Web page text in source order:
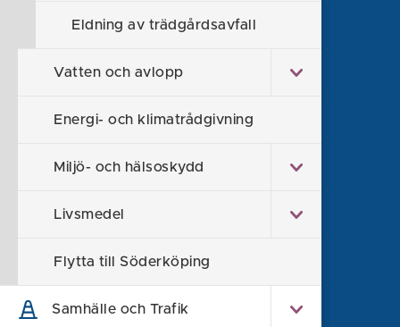
Eldning av trädgårdsavfall
Vatten och avlopp
Energi- och klimatrådgivning
Miljö- och hälsoskydd
Livsmedel
Flytta till Söderköping
Samhälle och Trafik
Söderköpings kommun
kommun@soderkoping.se
Faktura och organisationsnummer
Synpunkt eller klagomål
Om webbplatsen